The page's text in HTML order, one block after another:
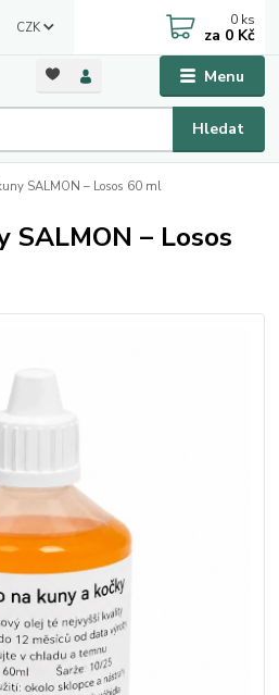
Menu
CZK
Hledat
0 ks
za 0 Kč
SALMON – Losos 60 ml
– Losos